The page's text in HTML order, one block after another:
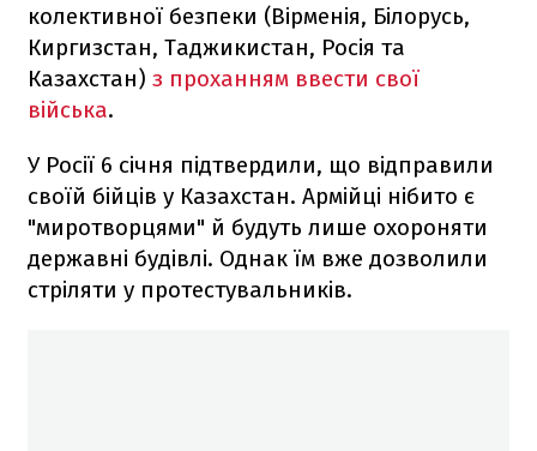
колективної безпеки (Вірменія, Білорусь,
Киргизстан, Таджикистан, Росія та
Казахстан) з проханням ввести свої
війська.
У Росії 6 січня підтвердили, що відправили
своїй бійців у Казахстан. Армійці нібито є
"миротворцями" й будуть лише охороняти
державні будівлі. Однак їм вже дозволили
стріляти у протестувальників.